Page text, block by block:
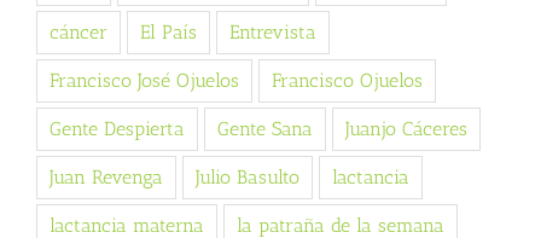
cáncer El País Entrevista
Francisco José Ojuelos Francisco Ojuelos
Gente Despierta Gente Sana Juanjo Cáceres
Juan Revenga Julio Basulto lactancia
lactancia materna la patraña de la semana